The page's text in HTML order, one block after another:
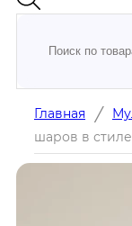
Главная /
шаров в